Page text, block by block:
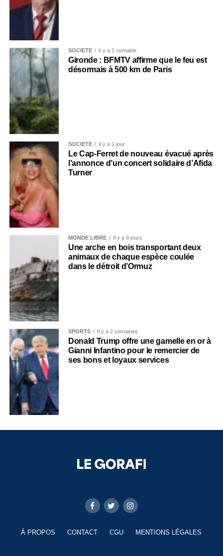
SOCIÉTÉ Il y a 1 semaine
Gironde : BFMTV affirme que le feu est
désormais à 500 km de Paris
SOCIÉTÉ Il y a 1 jour
Le Cap-Ferret de nouveau évacué après
l’annonce d’un concert solidaire d’Afida
Turner
MONDE LIBRE Il y a 6 jours
Une arche en bois transportant deux
animaux de chaque espèce coulée
dans le détroit d’Ormuz
SPORTS Il y a 2 semaines
Donald Trump offre une gamelle en or à
Gianni Infantino pour le remercier de
ses bons et loyaux services
À PROPOS CONTACT CGU MENTIONS LÉGALES